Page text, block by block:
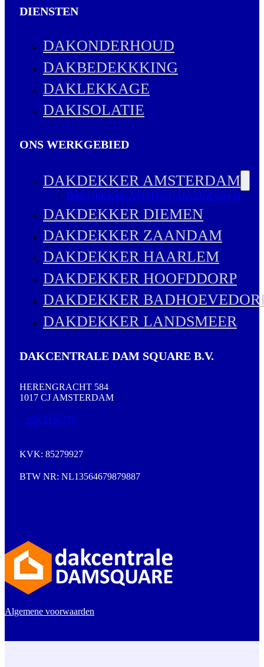
DIENSTEN
DAKONDERHOUD
DAKBEDEKKKING
DAKLEKKAGE
DAKISOLATIE
ONS WERKGEBIED
DAKDEKKER AMSTERDAM
DAKDEKKER AMSTERDAM-ZUIDOOST
DAKDEKKER DIEMEN
DAKDEKKER ZAANDAM
DAKDEKKER HAARLEM
DAKDEKKER HOOFDDORP
DAKDEKKER
DAKDEKKER LANDSMEER
DAKCENTRALE DAM SQUARE B.V.
HERENGRACHT 584
1017 CJ AMSTERDAM
020 2136776
KVK: 85279927
BTW NR: NL13564679879887
Algemene voorwaarden